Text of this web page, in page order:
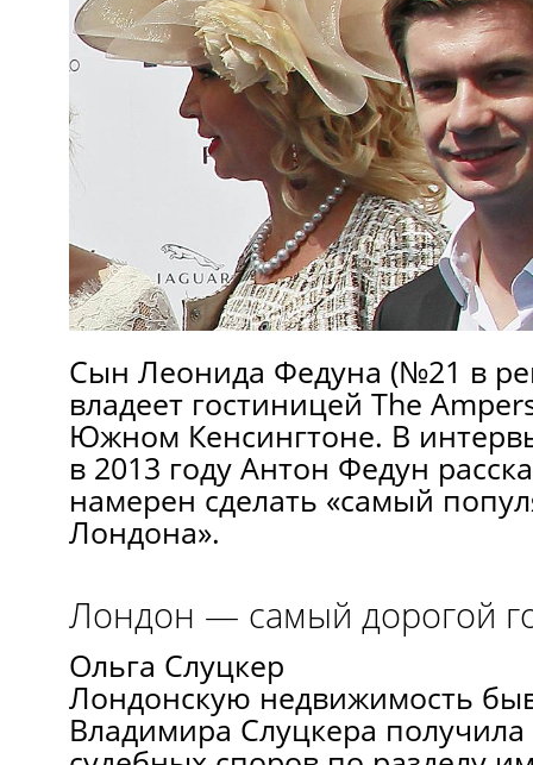
Сын Леонида Федуна (№21 в
владеет гостиницей The
Южном Кенсингтоне. В
в 2013 году Антон Федун
намерен сделать «самый
Лондона».
Лондон — самый дорогой
Ольга Слуцкер
Лондонскую недвижимость
Владимира Слуцкера получила